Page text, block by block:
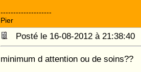
--------------------
Pier
Posté le 16-08-2012 à
minimum d attention ou de soins??